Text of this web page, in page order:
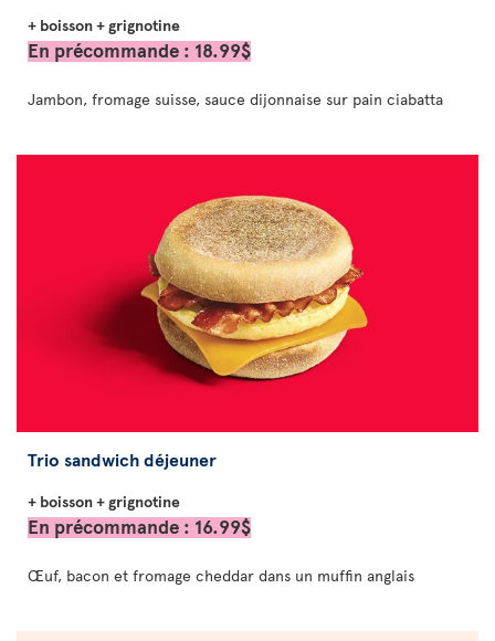
+ boisson + grignotine
En précommande : 18.99$
Jambon, fromage suisse, sauce dijonnaise sur pain ciabatta
Trio sandwich déjeuner
+ boisson + grignotine
En précommande : 16.99$
Œuf, bacon et fromage cheddar dans un muffin anglais